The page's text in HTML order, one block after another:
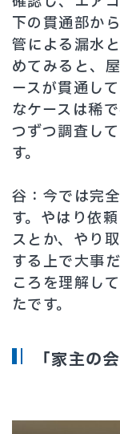
下の貫通部か
管による漏水
めてみると、
ースが貫通し
なケースは稀
つずつ調査し
す。
谷：今では完
す。やはり依
スとか、やり
する上で大事
ころを理解し
たです。
「家主の